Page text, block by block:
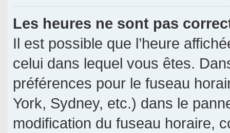
Les heures ne sont pas
Il est possible que l’heure
celui dans lequel vous êtes.
préférences pour le fuseau
York, Sydney, etc.) dans le
modification du fuseau horaire,